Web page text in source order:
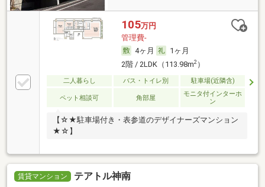
105万円
管理費-
4ヶ月
1ヶ月
2階 / 2LDK（113.98m2）
二人暮らし バス・トイレ別 駐車場(近隣含)
ペット相談可 角部屋
モニタ付インターホ
ン
【☆★駐車場付き・表参道のデザイナーズマンション
★☆】
賃貸マンション テアトル神南